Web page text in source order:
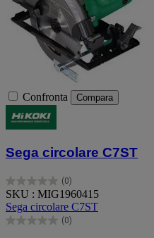
Confronta Compara
Sega circolare C7ST
(0)
0.0
su
5
stelle.
SKU : MIG1960415
Sega circolare C7ST
(0)
0.0